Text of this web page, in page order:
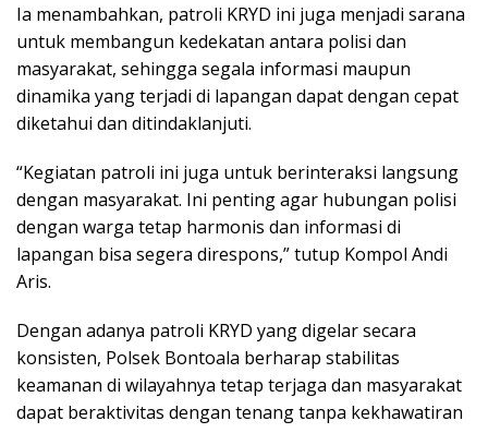
Ia menambahkan, patroli KRYD ini juga menjadi sarana
untuk membangun kedekatan antara polisi dan
masyarakat, sehingga segala informasi maupun
dinamika yang terjadi di lapangan dapat dengan cepat
diketahui dan ditindaklanjuti.
“Kegiatan patroli ini juga untuk berinteraksi langsung
dengan masyarakat. Ini penting agar hubungan polisi
dengan warga tetap harmonis dan informasi di
lapangan bisa segera direspons,” tutup Kompol Andi
Aris.
Dengan adanya patroli KRYD yang digelar secara
konsisten, Polsek Bontoala berharap stabilitas
keamanan di wilayahnya tetap terjaga dan masyarakat
dapat beraktivitas dengan tenang tanpa kekhawatiran